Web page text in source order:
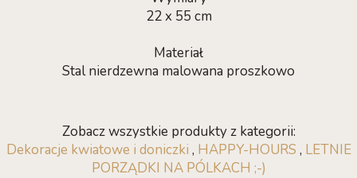
22 x 55 cm
Materiał
Stal nierdzewna malowana proszkowo
Zobacz wszystkie produkty z kategorii:
Dekoracje kwiatowe i doniczki , HAPPY-HOURS , LETNIE
PORZĄDKI NA PÓLKACH ;-)